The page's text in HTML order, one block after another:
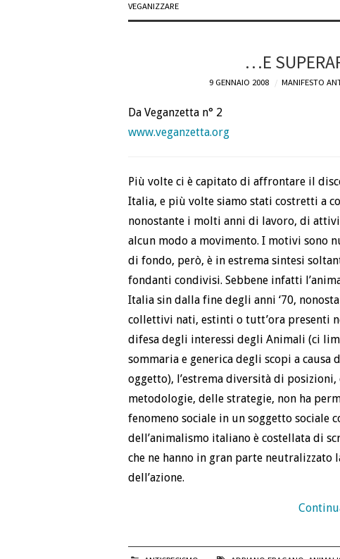
VEGANIZZARE
…E
9 GENNAIO 2008 MANIFESTO
Da Veganzetta n° 2
www.veganzetta.org
Più volte ci è capitato di affrontare il
Italia, e più volte siamo stati costretti a
nonostante i molti anni di lavoro, di
alcun modo a movimento. I motivi sono
di fondo, però, è in estrema sintesi
fondanti condivisi. Sebbene infatti
Italia sin dalla fine degli anni ‘70,
collettivi nati, estinti o tutt’ora presenti
difesa degli interessi degli Animali (ci
sommaria e generica degli scopi a causa
oggetto), l’estrema diversità di
metodologie, delle strategie, non ha
fenomeno sociale in un soggetto sociale
dell’animalismo italiano è costellata di
che ne hanno in gran parte
dell’azione.